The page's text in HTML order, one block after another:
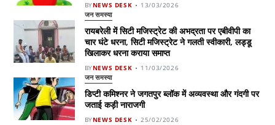
BYNEWS DESK 13/03/2026
जन समस्या
रायबरेली में सिटी मजिस्ट्रेट की अभद्रता पर एबीवीपी का
चार घंटे धरना, सिटी मजिस्ट्रेट ने गलती स्वीकारी, लड्डू
खिलाकर धरना कराया समाप्त
BYNEWS DESK 11/03/2026
जन समस्या
डिप्टी कमिश्नर ने जगतपुर ब्लॉक में अव्यवस्था और गंदगी पर
जताई कड़ी नाराजगी
BYNEWS DESK 25/02/2026